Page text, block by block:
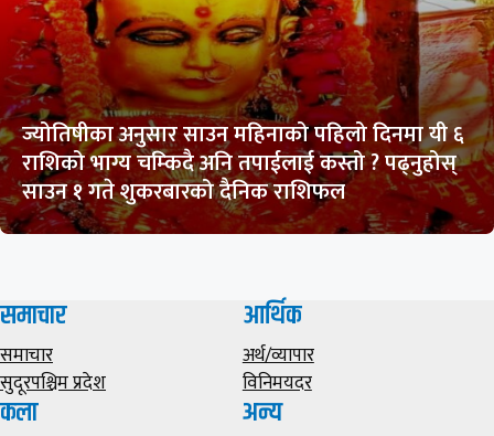
ज्योतिषीका अनुसार साउन महिनाको पहिलो दिनमा यी ६
राशिको भाग्य चम्किदै अनि तपाईलाई कस्तो ? पढ्नुहोस्
साउन १ गते शुकरबारको दैनिक राशिफल
समाचार
समाचार
सुदूरपश्चिम प्रदेश
आर्थिक
अर्थ/व्यापार
विनिमयदर
कला अन्य